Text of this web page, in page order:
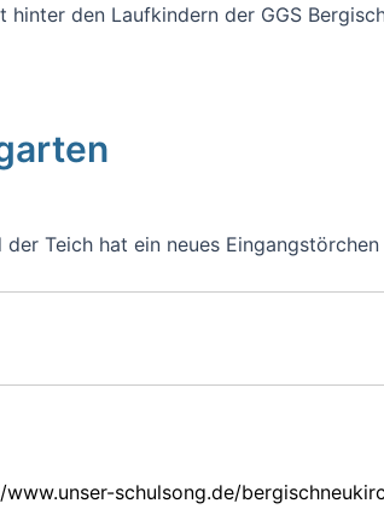
den Laufkindern der GGS
Teich hat ein neues
schulsong.de/